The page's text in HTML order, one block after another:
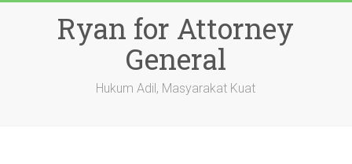
Ryan for Attorney
General
Hukum Adil, Masyarakat Kuat